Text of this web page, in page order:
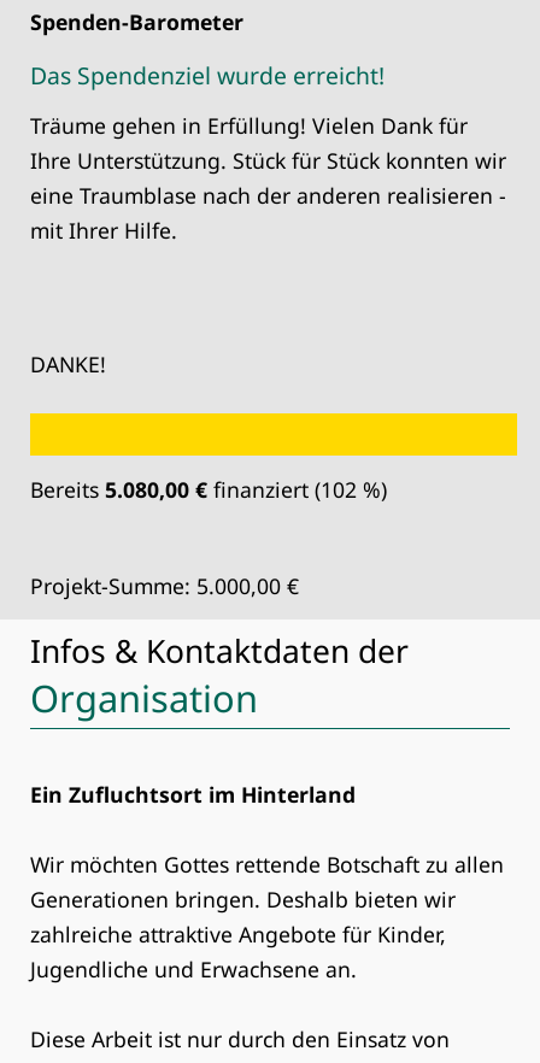
Spenden-Barometer
Das Spendenziel wurde erreicht!
Träume gehen in Erfüllung! Vielen Dank für
Ihre Unterstützung. Stück für Stück konnten wir
eine Traumblase nach der anderen realisieren -
mit Ihrer Hilfe.
DANKE!
Bereits 5.080,00 € finanziert (102 %)
Projekt-Summe: 5.000,00 €
Infos & Kontaktdaten der
Organisation
Ein Zufluchtsort im Hinterland
Wir möchten Gottes rettende Botschaft zu allen
Generationen bringen. Deshalb bieten wir
zahlreiche attraktive Angebote für Kinder,
Jugendliche und Erwachsene an.
Diese Arbeit ist nur durch den Einsatz von